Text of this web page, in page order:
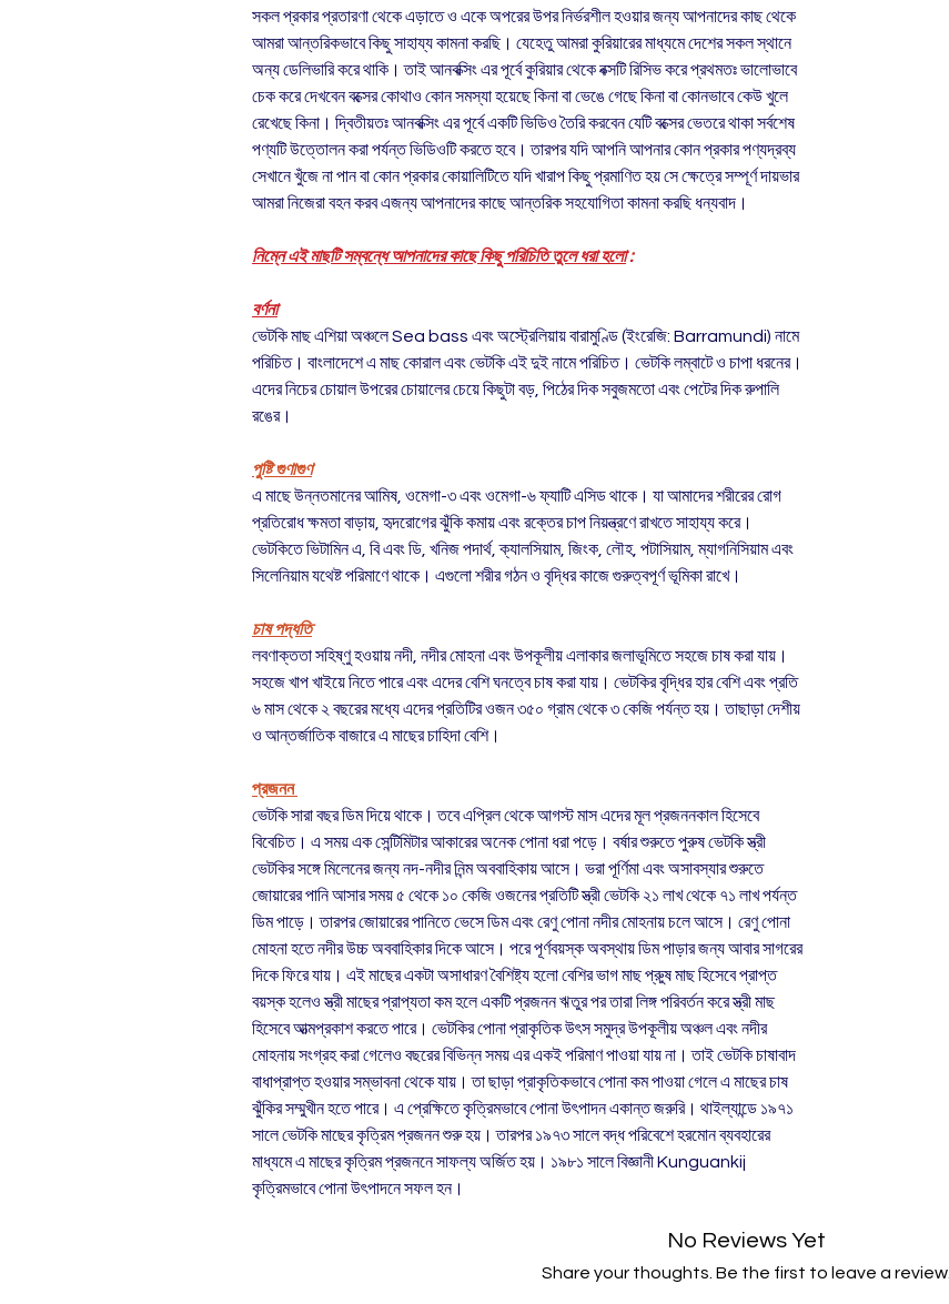
সকল প্রকার প্রতারণা থেকে এড়াতে ও একে অপরের উপর নির্ভরশীল হওয়ার জন্য আপনাদের কাছ থেকে
আমরা আন্তরিকভাবে কিছু সাহায্য কামনা করছি। যেহেতু আমরা কুরিয়ারের মাধ্যমে দেশের সকল স্থানে
অন্য ডেলিভারি করে থাকি। তাই আনবক্সিং এর পূর্বে কুরিয়ার থেকে বক্সটি রিসিভ করে প্রথমতঃ ভালোভাবে
চেক করে দেখবেন বক্সের কোথাও কোন সমস্যা হয়েছে কিনা বা ভেঙে গেছে কিনা বা কোনভাবে কেউ খুলে
রেখেছে কিনা। দ্বিতীয়তঃ আনবক্সিং এর পূর্বে একটি ভিডিও তৈরি করবেন যেটি বক্সের ভেতরে থাকা সর্বশেষ
পণ্যটি উত্তোলন করা পর্যন্ত ভিডিওটি করতে হবে। তারপর যদি আপনি আপনার কোন প্রকার পণ্যদ্রব্য
সেখানে খুঁজে না পান বা কোন প্রকার কোয়ালিটিতে যদি খারাপ কিছু প্রমাণিত হয় সে ক্ষেত্রে সম্পূর্ণ দায়ভার
আমরা নিজেরা বহন করব এজন্য আপনাদের কাছে আন্তরিক সহযোগিতা কামনা করছি ধন্যবাদ।
নিম্নে এই মাছটি সম্বন্ধে আপনাদের কাছে কিছু পরিচিতি তুলে ধরা হলো:
বর্ণনা
ভেটকি মাছ এশিয়া অঞ্চলে Sea bass এবং অস্ট্রেলিয়ায় বারামুণ্ডি (ইংরেজি: Barramundi) নামে
পরিচিত। বাংলাদেশে এ মাছ কোরাল এবং ভেটকি এই দুই নামে পরিচিত। ভেটকি লম্বাটে ও চাপা ধরনের।
এদের নিচের চোয়াল উপরের চোয়ালের চেয়ে কিছুটা বড়, পিঠের দিক সবুজমতো এবং পেটের দিক রুপালি
রঙের।
পুষ্টি গুণাগুণ
এ মাছে উন্নতমানের আমিষ, ওমেগা-৩ এবং ওমেগা-৬ ফ্যাটি এসিড থাকে। যা আমাদের শরীরের রোগ
প্রতিরোধ ক্ষমতা বাড়ায়, হৃদরোগের ঝুঁকি কমায় এবং রক্তের চাপ নিয়ন্ত্রণে রাখতে সাহায্য করে।
ভেটকিতে ভিটামিন এ, বি এবং ডি, খনিজ পদার্থ, ক্যালসিয়াম, জিংক, লৌহ, পটাসিয়াম, ম্যাগনিসিয়াম এবং
সিলেনিয়াম যথেষ্ট পরিমাণে থাকে। এগুলো শরীর গঠন ও বৃদ্ধির কাজে গুরুত্বপূর্ণ ভূমিকা রাখে।
চাষ পদ্ধতি
লবণাক্ততা সহিষ্ণু হওয়ায় নদী, নদীর মোহনা এবং উপকূলীয় এলাকার জলাভূমিতে সহজে চাষ করা যায়।
সহজে খাপ খাইয়ে নিতে পারে এবং এদের বেশি ঘনত্বে চাষ করা যায়। ভেটকির বৃদ্ধির হার বেশি এবং প্রতি
৬ মাস থেকে ২ বছরের মধ্যে এদের প্রতিটির ওজন ৩৫০ গ্রাম থেকে ৩ কেজি পর্যন্ত হয়। তাছাড়া দেশীয়
ও আন্তর্জাতিক বাজারে এ মাছের চাহিদা বেশি।
প্রজনন
ভেটকি সারা বছর ডিম দিয়ে থাকে। তবে এপ্রিল থেকে আগস্ট মাস এদের মূল প্রজননকাল হিসেবে
বিবেচিত। এ সময় এক সেন্টিমিটার আকারের অনেক পোনা ধরা পড়ে। বর্ষার শুরুতে পুরুষ ভেটকি স্ত্রী
ভেটকির সঙ্গে মিলেনের জন্য নদ-নদীর নিন্ম অববাহিকায় আসে। ভরা পূর্ণিমা এবং অসাবস্যার শুরুতে
জোয়ারের পানি আসার সময় ৫ থেকে ১০ কেজি ওজনের প্রতিটি স্ত্রী ভেটকি ২১ লাখ থেকে ৭১ লাখ পর্যন্ত
ডিম পাড়ে। তারপর জোয়ারের পানিতে ভেসে ডিম এবং রেণু পোনা নদীর মোহনায় চলে আসে। রেণু পোনা
মোহনা হতে নদীর উচ্চ অববাহিকার দিকে আসে। পরে পূর্ণবয়স্ক অবস্থায় ডিম পাড়ার জন্য আবার সাগরের
দিকে ফিরে যায়। এই মাছের একটা অসাধারণ বৈশিষ্ট্য হলো বেশির ভাগ মাছ প্রুুষ মাছ হিসেবে প্রাপ্ত
বয়স্ক হলেও স্ত্রী মাছের প্রাপ্যতা কম হলে একটি প্রজনন ঋতুর পর তারা লিঙ্গ পরিবর্তন করে স্ত্রী মাছ
হিসেবে আত্মপ্রকাশ করতে পারে। ভেটকির পোনা প্রাকৃতিক উৎস সমুদ্র উপকূলীয় অঞ্চল এবং নদীর
মোহনায় সংগ্রহ করা গেলেও বছরের বিভিন্ন সময় এর একই পরিমাণ পাওয়া যায় না। তাই ভেটকি চাষাবাদ
বাধাপ্রাপ্ত হওয়ার সম্ভাবনা থেকে যায়। তা ছাড়া প্রাকৃতিকভাবে পোনা কম পাওয়া গেলে এ মাছের চাষ
ঝুঁকির সম্মুখীন হতে পারে। এ প্রেক্ষিতে কৃত্রিমভাবে পোনা উৎপাদন একান্ত জরুরি। থাইল্যান্ডে ১৯৭১
সালে ভেটকি মাছের কৃত্রিম প্রজনন শুরু হয়। তারপর ১৯৭৩ সালে বদ্ধ পরিবেশে হরমোন ব্যবহারের
মাধ্যমে এ মাছের কৃত্রিম প্রজননে সাফল্য অর্জিত হয়। ১৯৮১ সালে বিজ্ঞানী Kunguankij
কৃত্রিমভাবে পোনা উৎপাদনে সফল হন।
No Reviews Yet
Share your thoughts. Be the first to leave a review.